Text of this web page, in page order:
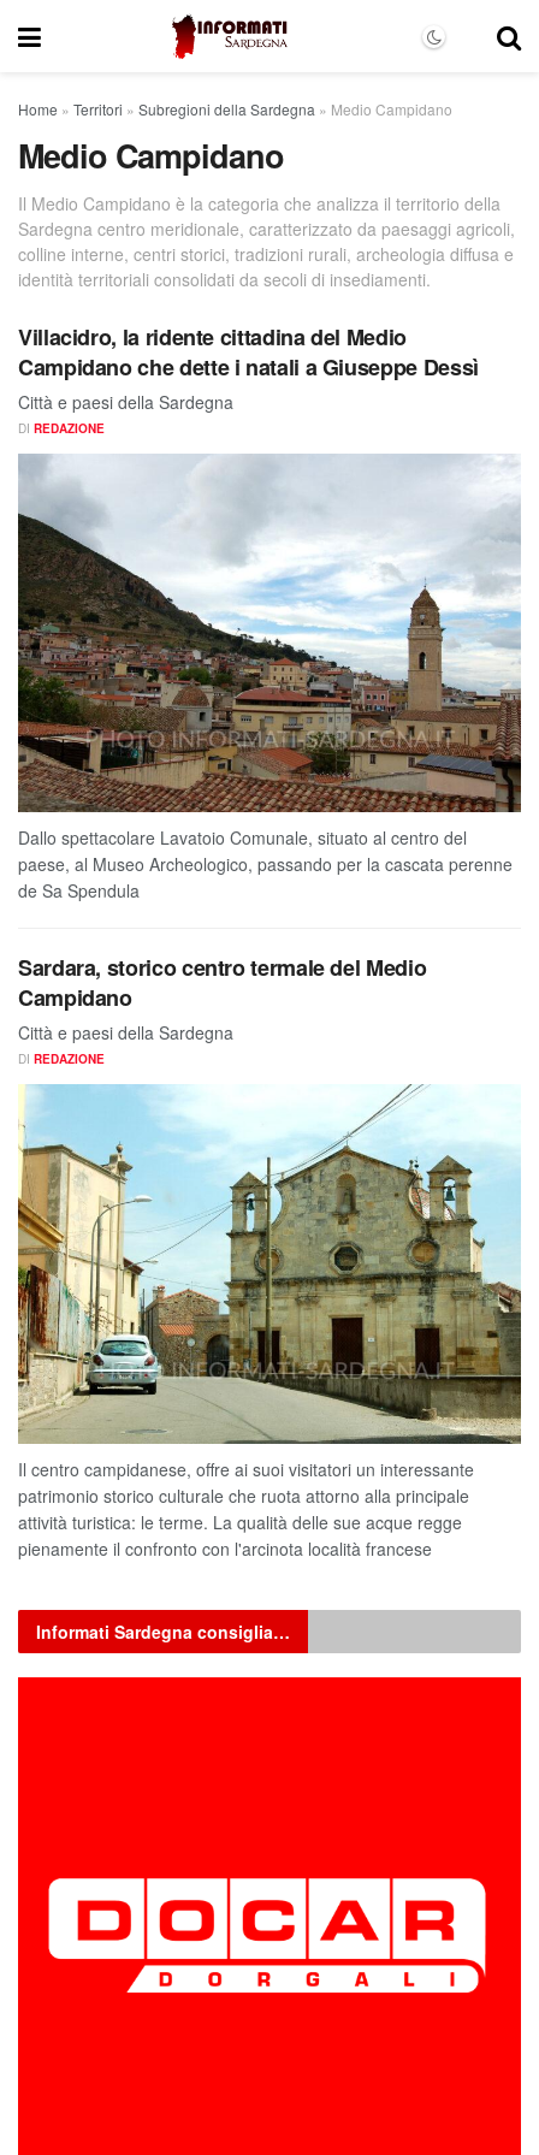
Home » Territori » Subregioni della Sardegna » Medio Campidano
Medio Campidano
Il Medio Campidano è la categoria che analizza il territorio della
Sardegna centro meridionale, caratterizzato da paesaggi agricoli,
colline interne, centri storici, tradizioni rurali, archeologia diffusa e
identità territoriali consolidati da secoli di insediamenti.
Villacidro, la ridente cittadina del Medio
Campidano che dette i natali a Giuseppe Dessì
Città e paesi della Sardegna
DI REDAZIONE
Dallo spettacolare Lavatoio Comunale, situato al centro del
paese, al Museo Archeologico, passando per la cascata perenne
de Sa Spendula
Sardara, storico centro termale del Medio
Campidano
Città e paesi della Sardegna
DI REDAZIONE
Il centro campidanese, offre ai suoi visitatori un interessante
patrimonio storico culturale che ruota attorno alla principale
attività turistica: le terme. La qualità delle sue acque regge
pienamente il confronto con l'arcinota località francese
Informati Sardegna consiglia…